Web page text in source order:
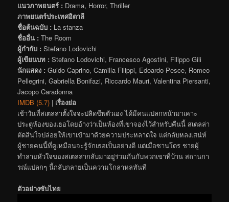
แนวภาพยนตร์ : Drama, Horror, Thriller
ภาพยนตร์ประเทศอิตาลี
ชื่อต้นฉบับ : La stanza
ชื่ออื่น : The Room
ผู้กำกับ : Stefano Lodovichi
ผู้เขียนบท : Stefano Lodovichi, Francesco Agostini, Filippo Gili
นักแสดง : Guido Caprino, Camilla Filippi, Edoardo Pesce, Romeo
Pellegrini, Gabriella Bonifazi, Riccardo Mauri, Valentina Piersanti,
Jacopo Caradonna
IMDB (5.7) | เรื่องย่อ
เช้าวันที่สเตลล่าตั้งใจจะปลิดชีพตัวเอง ได้มีคนแปลกหน้ามาเคาะ
ประตูห้องของเธอโดยอ้างว่าเป็นห้องที่เขาจองไว้สำหรับคืนนี้ สเตลล่า
ตัดสินใจปล่อยให้เขาเข้ามาด้วยความประหลาดใจ แต่กลับหลงเสน่ห์
ผู้ชายคนนี้ที่ดูเหมือนจะรู้จักเธอเป็นอย่างดี แต่เมื่อซานโดร ชายผู้
ทำลายหัวใจของสเตลล่ากลับมาอยู่ร่วมกันกับพวกเขาที่บ้าน สถานกา
รณ์แปลกๆ นี้กลับกลายเป็นความโกลาหลทันที
ตัวอย่างซับไทย